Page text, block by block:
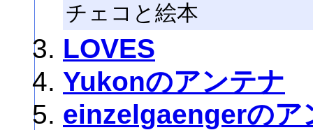
チェコと絵本
LOVES
Yukonのアンテナ
einzelgaengerのア